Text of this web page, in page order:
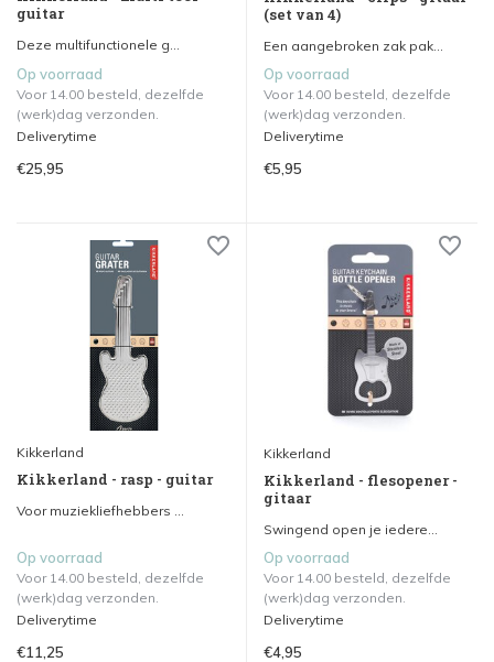
guitar
Deze multifunctionele g...
Op voorraad
Voor 14.00 besteld, dezelfde
(werk)dag verzonden.
Deliverytime
€25,95
(set van 4)
Een aangebroken zak pak...
Op voorraad
Voor 14.00 besteld, dezelfde
(werk)dag verzonden.
Deliverytime
€5,95
Kikkerland
Kikkerland - rasp - guitar
Voor muziekliefhebbers ...
Op voorraad
Voor 14.00 besteld, dezelfde
(werk)dag verzonden.
Deliverytime
€11,25
Kikkerland
Kikkerland - flesopener -
gitaar
Swingend open je iedere...
Op voorraad
Voor 14.00 besteld, dezelfde
(werk)dag verzonden.
Deliverytime
€4,95